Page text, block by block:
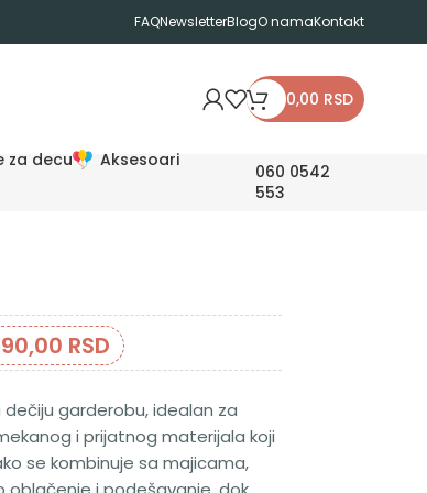
FAQNewsletterBlogO namaKontakt
0,00 RSD
za decu Aksesoari
060 0542
553
RSD
garderobu, idealan za
i prijatnog materijala koji
se kombinuje sa majicama,